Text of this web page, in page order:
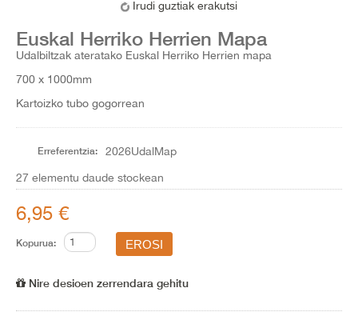
Irudi guztiak erakutsi
Euskal Herriko Herrien Mapa
Udalbiltzak ateratako Euskal Herriko Herrien mapa
700 x 1000mm
Kartoizko tubo gogorrean
Erreferentzia: 2026UdalMap
27 elementu daude stockean
6,95 €
Kopurua:
Nire desioen zerrendara gehitu